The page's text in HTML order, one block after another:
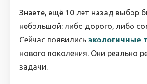
Знаете, ещё 10 лет назад выбор
небольшой: либо дорого, либо
Сейчас появились экологичные
нового поколения. Они реально
задачи.